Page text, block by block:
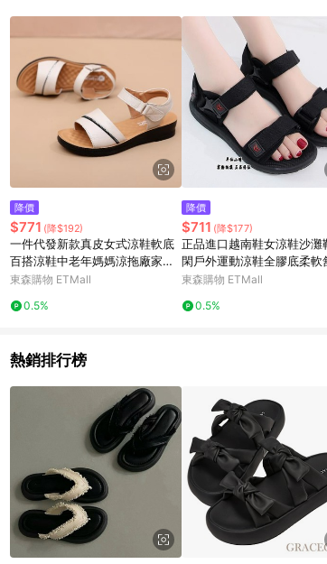
品資料更新會有時間差，如顯示之商品規格、顏色、價位、
準。 9. 若有贈點爭議，請務必於訂單日期+180天以內至
贈點回饋。 10. 部分點數紅包僅限指定商品使用，或不適用
紅包頁面規則為準。
降價
$771 (降$192)
一件代發新款真皮女式涼鞋軟底
百搭涼鞋中老年媽媽涼拖廠家直
銷
東森購物 ETMall
0.5%
降價
$711 (降$177)
正品進口越南鞋女涼鞋沙灘
閑戶外運動涼鞋全膠底柔軟
情侶
東森購物 ETMall
0.5%
熱銷排行榜